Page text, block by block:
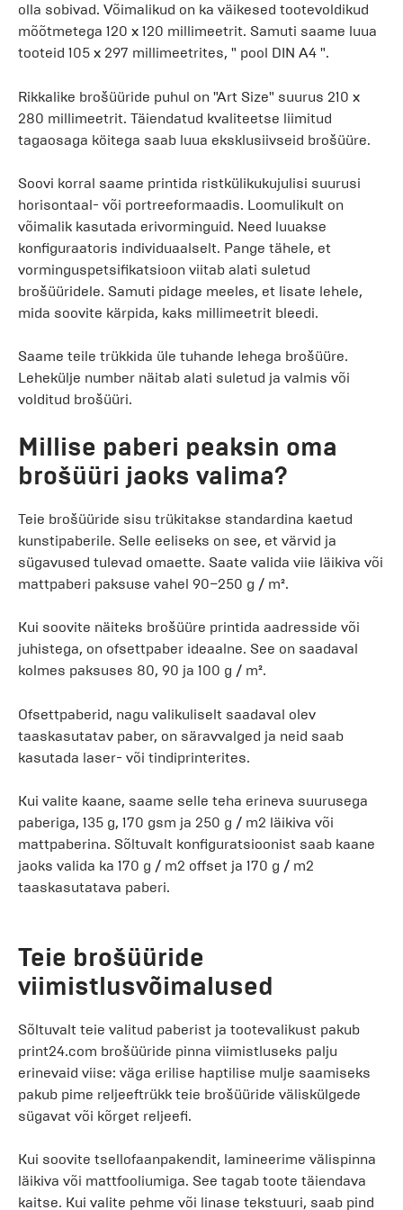
olla sobivad. Võimalikud on ka väikesed tootevoldikud
mõõtmetega 120 x 120 millimeetrit. Samuti saame luua
tooteid 105 x 297 millimeetrites, " pool DIN A4 ".
Rikkalike brošüüride puhul on "Art Size" suurus 210 x
280 millimeetrit. Täiendatud kvaliteetse liimitud
tagaosaga köitega saab luua eksklusiivseid brošüüre.
Soovi korral saame printida ristkülikukujulisi suurusi
horisontaal- või portreeformaadis. Loomulikult on
võimalik kasutada erivorminguid. Need luuakse
konfiguraatoris individuaalselt. Pange tähele, et
vorminguspetsifikatsioon viitab alati suletud
brošüüridele. Samuti pidage meeles, et lisate lehele,
mida soovite kärpida, kaks millimeetrit bleedi.
Saame teile trükkida üle tuhande lehega brošüüre.
Lehekülje number näitab alati suletud ja valmis või
volditud brošüüri.
Millise paberi peaksin oma
brošüüri jaoks valima?
Teie brošüüride sisu trükitakse standardina kaetud
kunstipaberile. Selle eeliseks on see, et värvid ja
sügavused tulevad omaette. Saate valida viie läikiva või
mattpaberi paksuse vahel 90–250 g / m².
Kui soovite näiteks brošüüre printida aadresside või
juhistega, on ofsettpaber ideaalne. See on saadaval
kolmes paksuses 80, 90 ja 100 g / m².
Ofsettpaberid, nagu valikuliselt saadaval olev
taaskasutatav paber, on säravvalged ja neid saab
kasutada laser- või tindiprinterites.
Kui valite kaane, saame selle teha erineva suurusega
paberiga, 135 g, 170 gsm ja 250 g / m2 läikiva või
mattpaberina. Sõltuvalt konfiguratsioonist saab kaane
jaoks valida ka 170 g / m2 offset ja 170 g / m2
taaskasutatava paberi.
Teie brošüüride
viimistlusvõimalused
Sõltuvalt teie valitud paberist ja tootevalikust pakub
print24.com brošüüride pinna viimistluseks palju
erinevaid viise: väga erilise haptilise mulje saamiseks
pakub pime reljeeftrükk teie brošüüride väliskülgede
sügavat või kõrget reljeefi.
Kui soovite tsellofaanpakendit, lamineerime välispinna
läikiva või mattfooliumiga. See tagab toote täiendava
kaitse. Kui valite pehme või linase tekstuuri, saab pind